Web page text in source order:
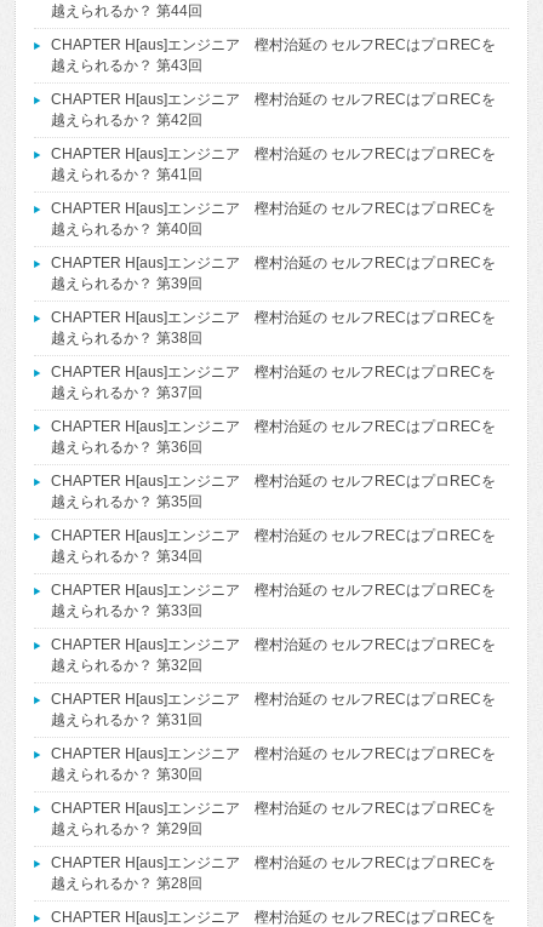
越えられるか？ 第44回
CHAPTER H[aus]エンジニア 樫村治延の セルフRECはプロRECを
越えられるか？ 第43回
CHAPTER H[aus]エンジニア 樫村治延の セルフRECはプロRECを
越えられるか？ 第42回
CHAPTER H[aus]エンジニア 樫村治延の セルフRECはプロRECを
越えられるか？ 第41回
CHAPTER H[aus]エンジニア 樫村治延の セルフRECはプロRECを
越えられるか？ 第40回
CHAPTER H[aus]エンジニア 樫村治延の セルフRECはプロRECを
越えられるか？ 第39回
CHAPTER H[aus]エンジニア 樫村治延の セルフRECはプロRECを
越えられるか？ 第38回
CHAPTER H[aus]エンジニア 樫村治延の セルフRECはプロRECを
越えられるか？ 第37回
CHAPTER H[aus]エンジニア 樫村治延の セルフRECはプロRECを
越えられるか？ 第36回
CHAPTER H[aus]エンジニア 樫村治延の セルフRECはプロRECを
越えられるか？ 第35回
CHAPTER H[aus]エンジニア 樫村治延の セルフRECはプロRECを
越えられるか？ 第34回
CHAPTER H[aus]エンジニア 樫村治延の セルフRECはプロRECを
越えられるか？ 第33回
CHAPTER H[aus]エンジニア 樫村治延の セルフRECはプロRECを
越えられるか？ 第32回
CHAPTER H[aus]エンジニア 樫村治延の セルフRECはプロRECを
越えられるか？ 第31回
CHAPTER H[aus]エンジニア 樫村治延の セルフRECはプロRECを
越えられるか？ 第30回
CHAPTER H[aus]エンジニア 樫村治延の セルフRECはプロRECを
越えられるか？ 第29回
CHAPTER H[aus]エンジニア 樫村治延の セルフRECはプロRECを
越えられるか？ 第28回
CHAPTER H[aus]エンジニア 樫村治延の セルフRECはプロRECを